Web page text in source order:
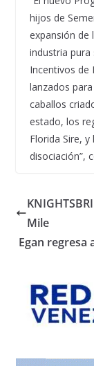
hijos de
expansión de
industria pura
Incentivos de
lanzados
caballos
estado, los
Florida Sire,
disociación”,
Mile
Egan regresa